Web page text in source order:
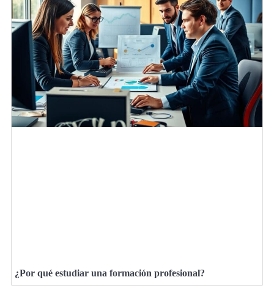
¿Por qué estudiar una formación profesional?